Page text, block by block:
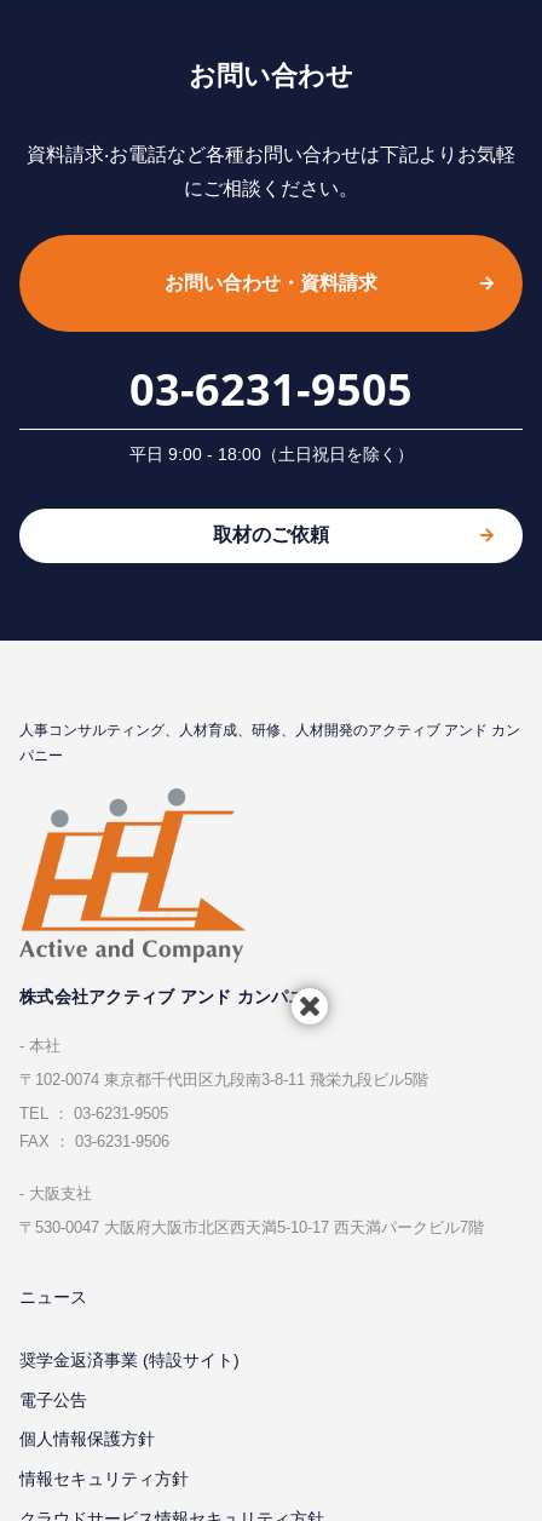
お問い合わせ
資料請求‧お電話など各種お問い合わせは下記よりお気軽
にご相談ください。
お問い合わせ・資料請求
03-6231-9505
平⽇ 9:00 - 18:00（⼟⽇祝⽇を除く）
取材のご依頼
⼈事コンサルティング、⼈材育成、研修、⼈材開発のアクティブ アンド カン
パニー
株式会社アクティブ アンド カンパニー
本社
〒102-0074 東京都千代⽥区九段南3-8-11 飛栄九段ビル5階
TEL ： 03-6231-9505
FAX ： 03-6231-9506
⼤阪⽀社
〒530-0047 ⼤阪府⼤阪市北区⻄天満5-10-17 ⻄天満パークビル7階
ニュース
奨学金返済事業 (特設サイト)
電子公告
個⼈情報保護⽅針
情報セキュリティ⽅針